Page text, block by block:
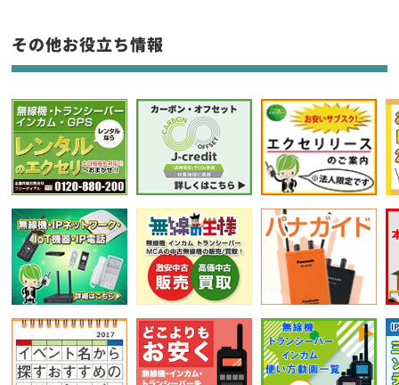
フリーワード入力(製品名等)
選択条件をリセット
その他お役立ち情報